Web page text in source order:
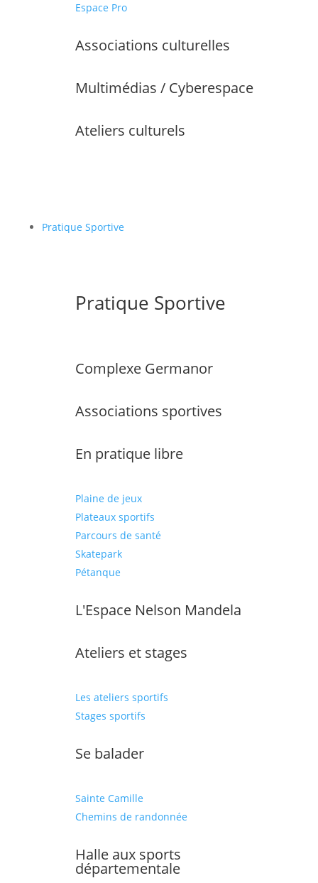
Espace Pro
Associations culturelles
Multimédias / Cyberespace
Ateliers culturels
Pratique Sportive
Pratique Sportive
Complexe Germanor
Associations sportives
En pratique libre
Plaine de jeux
Plateaux sportifs
Parcours de santé
Skatepark
Pétanque
L'Espace Nelson Mandela
Ateliers et stages
Les ateliers sportifs
Stages sportifs
Se balader
Sainte Camille
Chemins de randonnée
Halle aux sports
départementale